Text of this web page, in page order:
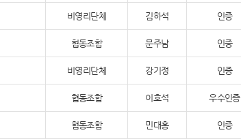
비영리단체 김하석 인증
협동조합 문주남 인증
비영리단체 강기정 인증
협동조합 이호석 우수인증
협동조합 민대홍 인증